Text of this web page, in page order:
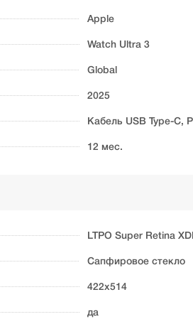
Apple
Watch Ultra 3
Global
2025
Кабель USB Type-C,
12 мес.
LTPO Super Retina
Сапфировое стекло
422х514
да